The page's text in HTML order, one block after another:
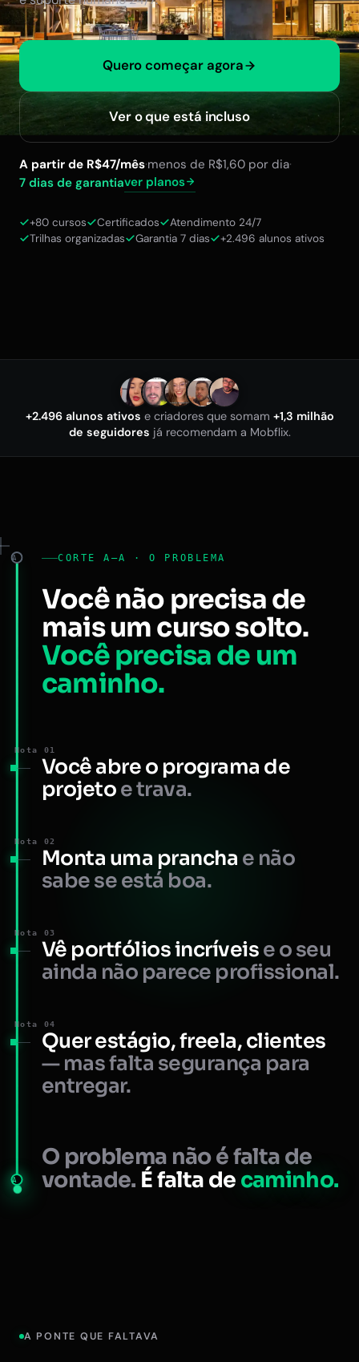
Quero começar agora
Ver o que está incluso
A partir de R$47/mês·menos de R$1,60 por dia·
7 dias de garantiaver planos
+80 cursos Certificados
Atendimento 24/7
Trilhas organizadas
Garantia 7 dias +2.496 alunos ativos
+2.496 alunos ativos e criadores que somam +1,3 milhão
de seguidores já recomendam a Mobflix.
A
A
CORTE A–A · O PROBLEMA
Você não precisa de
mais um curso solto.
Você precisa de um
caminho.
Nota 01
Você abre o programa de
projetoe trava.
Nota 02
Monta uma prancha e não
sabe se está boa.
Nota 03
Vê portfólios incríveise o seu
ainda não parece profissional.
Nota 04
Quer estágio, freela, clientes
— mas falta segurança para
entregar.
O problema não é falta de
vontade. É falta de caminho.
A PONTE QUE FALTAVA